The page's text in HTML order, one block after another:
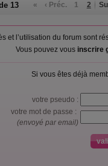
13 « ‹ Préc. 1 2
et l’utilisation du forum sont
Vous pouvez vous inscrire
Si vous êtes déjà
votre pseudo :
votre mot de passe :
(envoyé par email)